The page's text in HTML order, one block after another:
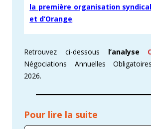
la première organisation
et d’Orange.
Retrouvez ci-dessous l’analyse
Négociations Annuelles
2026.
Pour lire la suite